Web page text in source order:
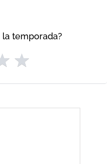
temporada?